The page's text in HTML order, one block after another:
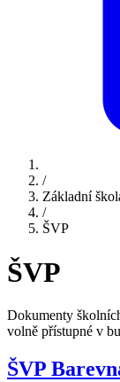
/
Základní
/
ŠVP
ŠVP
Dokumenty
volně přístupné v
ŠVP